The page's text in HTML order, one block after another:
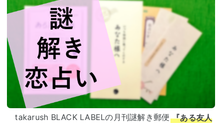
takarush BLACK LABELの月刊謎解き郵便 『ある友人